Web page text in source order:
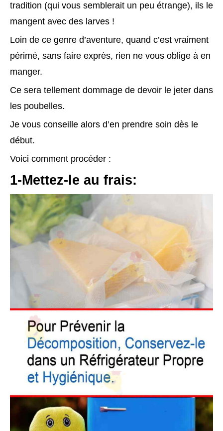
tradition (qui vous semblerait un peu étrange), ils le
mangent avec des larves !
Loin de ce genre d’aventure, quand c’est vraiment
périmé, sans faire exprès, rien ne vous oblige à en
manger.
Ce sera tellement dommage de devoir le jeter dans
les poubelles.
Je vous conseille alors d’en prendre soin dès le
début.
Voici comment procéder :
1-Mettez-le au frais: